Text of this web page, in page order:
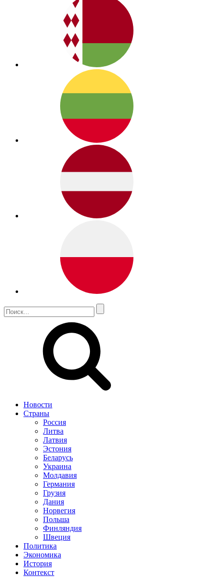
Новости
Страны
Россия
Литва
Латвия
Эстония
Беларусь
Украина
Молдавия
Германия
Грузия
Дания
Норвегия
Польша
Финляндия
Швеция
Политика
Экономика
История
Контекст